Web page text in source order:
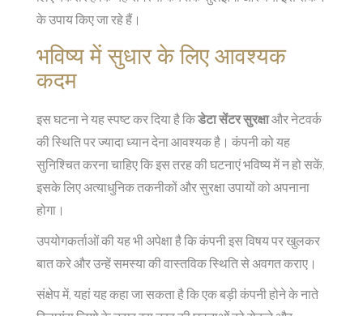
के उपाय किए जा रहे हैं।
भविष्य में सुधार के लिए आवश्यक
कदम
इस घटना ने यह स्पष्ट कर दिया है किडेटा सेंटर सुरक्षाऔर नेटवर्क
की स्थिति पर ज्यादा ध्यान देना आवश्यक है। कंपनी को यह
सुनिश्चित करना चाहिए कि इस तरह की घटनाएं भविष्य में न हो सकें,
इसके लिए अत्याधुनिक तकनीकों और सुरक्षा उपायों को अपनाना
होगा।
उपयोगकर्ताओं की यह भी अपेक्षा है कि कंपनी इस विषय पर खुलकर
बात करे और उन्हें समस्या की वास्तविक स्थिति से अवगत कराए।
संक्षेप में, यहां यह कहा जा सकता है कि एक बड़ी कंपनी होने के नाते